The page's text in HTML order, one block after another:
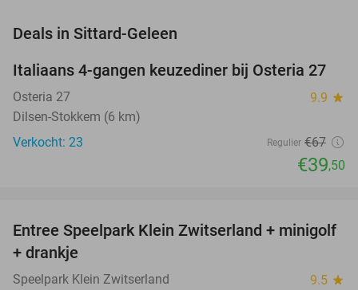
Deals in Sittard-Geleen
41%
TODAY
Italiaans 4-gangen keuzediner bij Osteria 27
Osteria 27 9.9 star
Dilsen-Stokkem (6 km)
Verkocht: 23
Regulier €67
€39,50
38%
Entree Speelpark Klein Zwitserland + minigolf
+ drankje
Speelpark Klein Zwitserland 9.5 star